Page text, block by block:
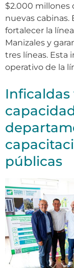
$2.000 millones
nuevas
fortalecer la
Manizales y
tres líneas. Esta
operativo de la
públicas